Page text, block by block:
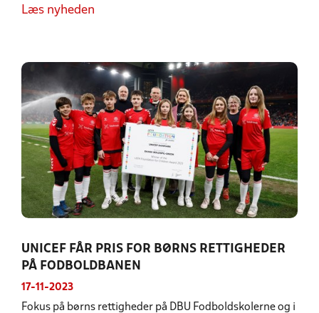
Læs nyheden
UNICEF FÅR PRIS FOR BØRNS RETTIGHEDER
PÅ FODBOLDBANEN
17-11-2023
Fokus på børns rettigheder på DBU Fodboldskolerne og i